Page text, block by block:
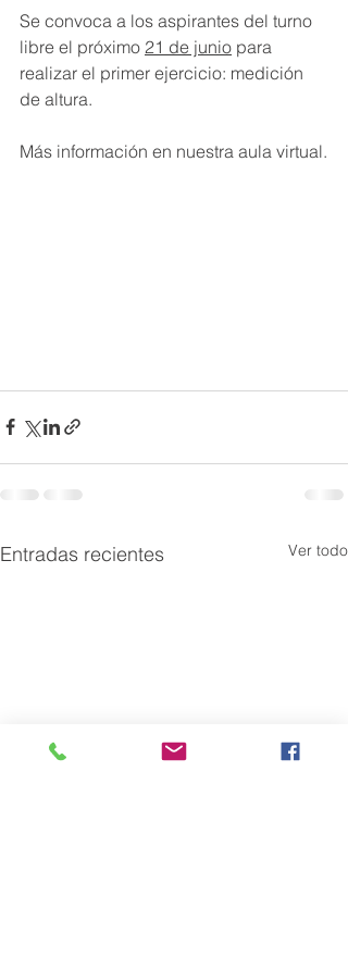
Se convoca a los aspirantes del turno
libre el próximo 21 de junio para
realizar el primer ejercicio: medición
de altura.
Más información en nuestra aula virtual.
Entradas recientes Ver todo